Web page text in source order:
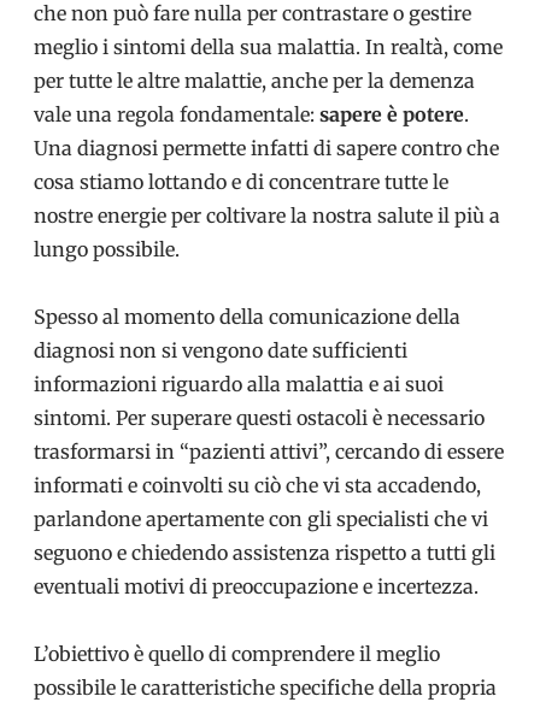
che non può fare nulla per contrastare o gestire
meglio i sintomi della sua malattia. In realtà, come
per tutte le altre malattie, anche per la demenza
vale una regola fondamentale: sapere è potere.
Una diagnosi permette infatti di sapere contro che
cosa stiamo lottando e di concentrare tutte le
nostre energie per coltivare la nostra salute il più a
lungo possibile.
Spesso al momento della comunicazione della
diagnosi non si vengono date sufficienti
informazioni riguardo alla malattia e ai suoi
sintomi. Per superare questi ostacoli è necessario
trasformarsi in “pazienti attivi”, cercando di essere
informati e coinvolti su ciò che vi sta accadendo,
parlandone apertamente con gli specialisti che vi
seguono e chiedendo assistenza rispetto a tutti gli
eventuali motivi di preoccupazione e incertezza.
L’obiettivo è quello di comprendere il meglio
possibile le caratteristiche specifiche della propria